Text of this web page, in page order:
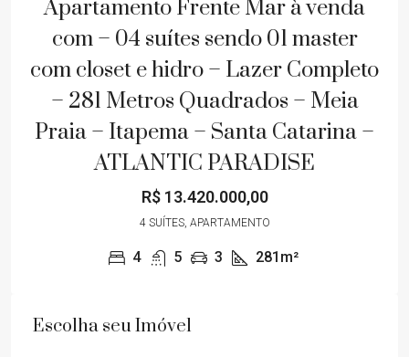
Apartamento Frente Mar à venda
com – 04 suítes sendo 01 master
com closet e hidro – Lazer Completo
– 281 Metros Quadrados – Meia
Praia – Itapema – Santa Catarina –
ATLANTIC PARADISE
R$ 13.420.000,00
4 SUÍTES, APARTAMENTO
4 5 3 281m²
Escolha seu Imóvel